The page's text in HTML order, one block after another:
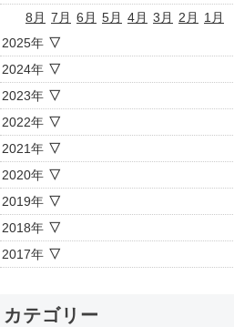
8月 7月 6月 5月 4月 3月 2月
1月
2025年
2024年
2023年
2022年
2021年
2020年
2019年
2018年
2017年
カテゴリー